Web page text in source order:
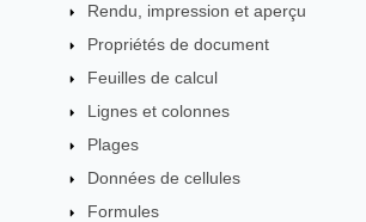
Rendu, impression et aperçu
Propriétés de document
Feuilles de calcul
Lignes et colonnes
Plages
Données de cellules
Formules